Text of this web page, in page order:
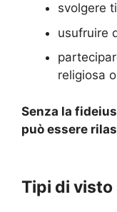
svolgere
usufruire
religiosa
Senza la
può essere
Tipi di